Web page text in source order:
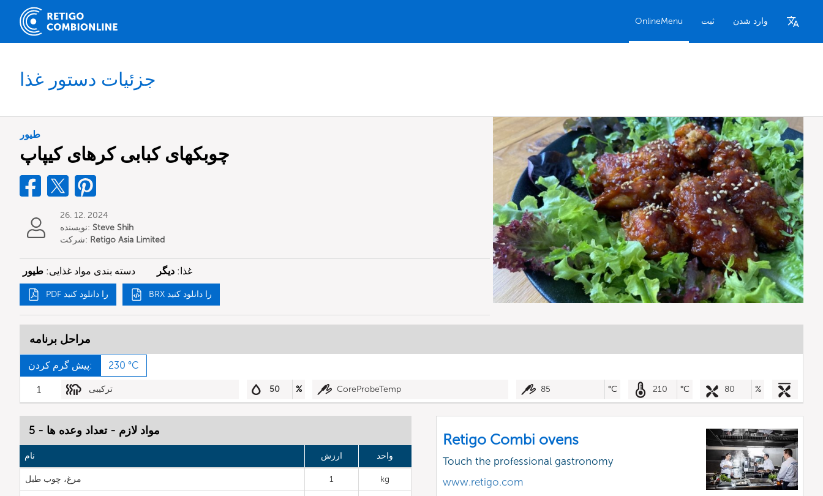
OnlineMenu ثبت وارد شدن
جزئیات دستور غذا
طیور
چوبکهای کبابی کرهای کیپاپ
26. 12. 2024
نویسنده: Steve Shih
شرکت: Retigo Asia Limited
دسته بندی مواد غذایی: طیور غذا: دیگر
PDF را دانلود کنید BRX را دانلود کنید
مراحل برنامه
پیش گرم کردن: 230 °C
1 ترکیبی 50 % CoreProbeTemp 85 °C 210 °C 80 %
مواد لازم - تعداد وعده ها - 5
نام ارزش واحد
مرغ، چوب طبل 1 kg
Retigo Combi ovens
Touch the professional gastronomy
www.retigo.com